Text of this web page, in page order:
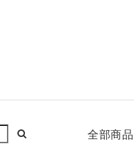
全部商品